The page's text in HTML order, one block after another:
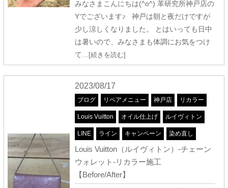
みなさまこんにちは(^o^) 革研究所神戸店の
Yでございます♪ 神戸は朝と夜だけですが
少し涼しくなりました。 とはいっても日中
は暑いので、みなさまも体調にお気をつけ
て …[続きを読む]
2023/08/17
ブログ リペアメニュー 神戸店 リカラー
Louis Vuitton オイル仕上げ ルイヴィトン
LINE ライン キャンペーン 染め直し
Louis Vuitton（ルイヴィトン）-チェーン
ウォレット-リカラー施工
【Before/After】